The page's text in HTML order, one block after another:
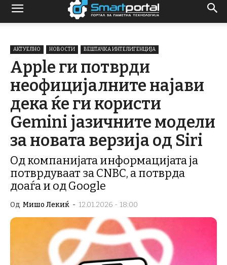
АКТУЕЛНО НОВОСТИ ВЕШТАЧКА ИНТЕЛИГЕНЦИЈА
Apple ги потврди
неофицијалните најави
дека ќе ги користи
Gemini јазичните модели
за новата верзија од Siri
Од компанијата информацијата ја
потврдуваат за CNBC, а потврда
доаѓа и од Google
Од Мишо Лекиќ - 12.01.2026 - 18:00